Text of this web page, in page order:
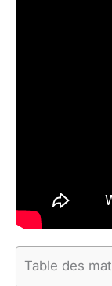
Table des